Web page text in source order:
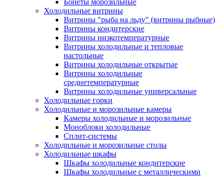
Холодильные витрины
Витрины "рыба на льду" (витрины рыбные)
Витрины кондитерские
Витрины низкотемпературные
Витрины холодильные и тепловые
настольные
Витрины холодильные открытые
Витрины холодильные
среднетемпературные
Витрины холодильные универсальные
Холодильные горки
Холодильные и морозильные камеры
Камеры холодильные и морозильные
Моноблоки холодильные
Сплит-системы
Холодильные и морозильные столы
Холодильные шкафы
Шкафы холодильные кондитерские
Шкафы холодильные с металлическими